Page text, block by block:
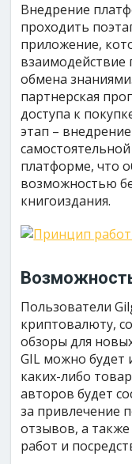
Внедрение
проходить
приложение,
взаимодействие
обмена
партнерская
доступа к
этап –
платформе, что
возможностью
книгоиздания.
Пользователи
криптовалюту,
обзоры для
GIL можно будет
каких-либо
авторов будет
за привлечение
отзывов, а
работ и